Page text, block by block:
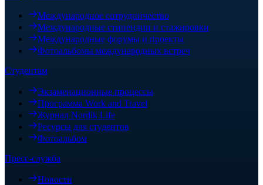
Международное сотрудничество
Международные стипендии и стажировки
Международные форумы и проекты
Фотоальбомы международных встреч
Студентам
Экзаменационные процессы
Программа Work and Travel
Журнал Nordik Life
Ресурсы для студентов
Фотоальбом
Пресс-служба
Новости